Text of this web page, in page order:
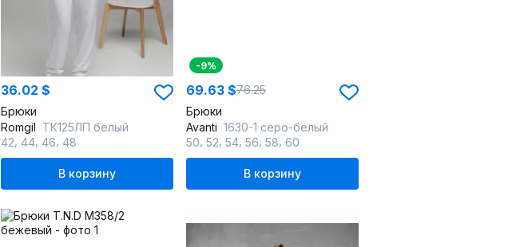
36.02 $
Брюки
Romgil ТК125ЛП белый
42 44 46 48
В корзину
-9%
69.63 $76.25
Брюки
Avanti 1630-1 серо-белый
50 52 54 56 58 60
В корзину